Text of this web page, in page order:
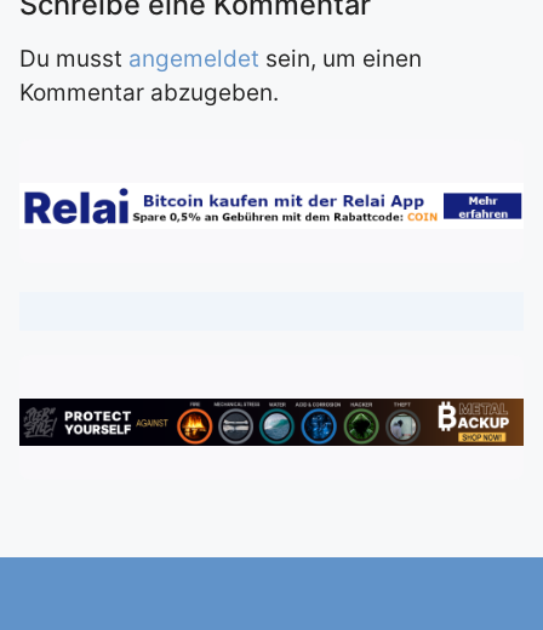
Du musst angemeldet sein, um einen
Kommentar abzugeben.